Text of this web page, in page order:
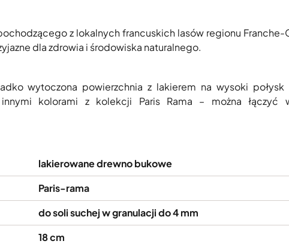
z lokalnych francuskich lasów regionu Franche-
dla zdrowia i środowiska naturalnego.
wytoczona powierzchnia z lakierem na wysoki połysk
kolorami z kolekcji Paris Rama – można łączyć
lakierowane drewno bukowe
Paris-rama
do soli suchej w granulacji do 4 mm
18 cm